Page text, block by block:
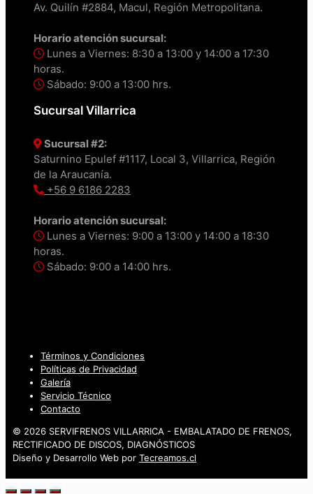
Av. Quilín #2884, Macul, Región Metropolitana.
Horario atención sucursal:
Lunes a Viernes: 8:30 a 13:00 y 14:00 a 17:30
horas.
Sábado: 9:00 a 13:00 hrs.
Sucursal Villarrica
Sucursal #2:
Saturnino Epulef #1117, Local 3, Villarrica, Región
de la Araucanía.
+56 9 6186 2283
Horario atención sucursal:
Lunes a Viernes: 9:00 a 13:00 y 14:00 a 18:30
horas.
Sábado: 9:00 a 14:00 hrs.
Términos y Condiciones
Políticas de Privacidad
Galería
Servicio Técnico
Contacto
© 2026 SERVIFRENOS VILLARRICA - EMBALATADO DE FRENOS,
RECTIFICADO DE DISCOS, DIAGNÓSTICOS
Diseño y Desarrollo Web por Tecreamos.cl